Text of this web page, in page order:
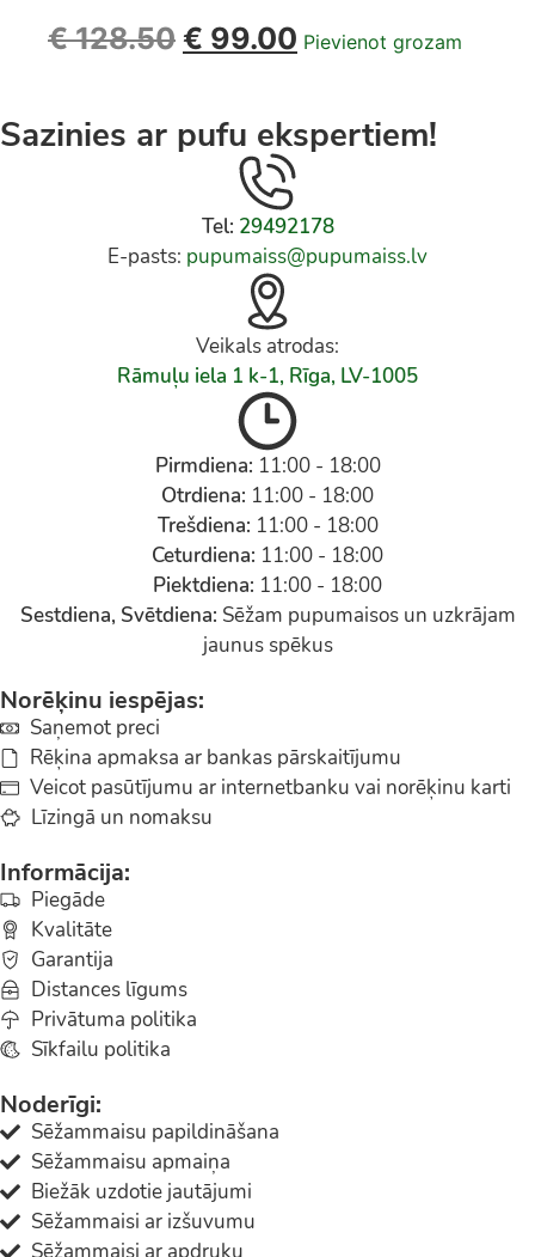
€128.50 € 99.00 Pievienot grozam
Sazinies ar pufu ekspertiem!
Tel: 29492178
E-pasts: pupumaiss@pupumaiss.lv
Veikals atrodas:
Rāmuļu iela 1 k-1, Rīga, LV-1005
Pirmdiena: 11:00 - 18:00
Otrdiena: 11:00 - 18:00
Trešdiena: 11:00 - 18:00
Ceturdiena: 11:00 - 18:00
Piektdiena: 11:00 - 18:00
Sestdiena, Svētdiena: Sēžam pupumaisos un uzkrājam
jaunus spēkus
Norēķinu iespējas:
Saņemot preci
Rēķina apmaksa ar bankas pārskaitījumu
Veicot pasūtījumu ar internetbanku vai norēķinu karti
Līzingā un nomaksu
Informācija:
Piegāde
Kvalitāte
Garantija
Distances līgums
Privātuma politika
Sīkfailu politika
Noderīgi:
Sēžammaisu papildināšana
Sēžammaisu apmaiņa
Biežāk uzdotie jautājumi
Sēžammaisi ar izšuvumu